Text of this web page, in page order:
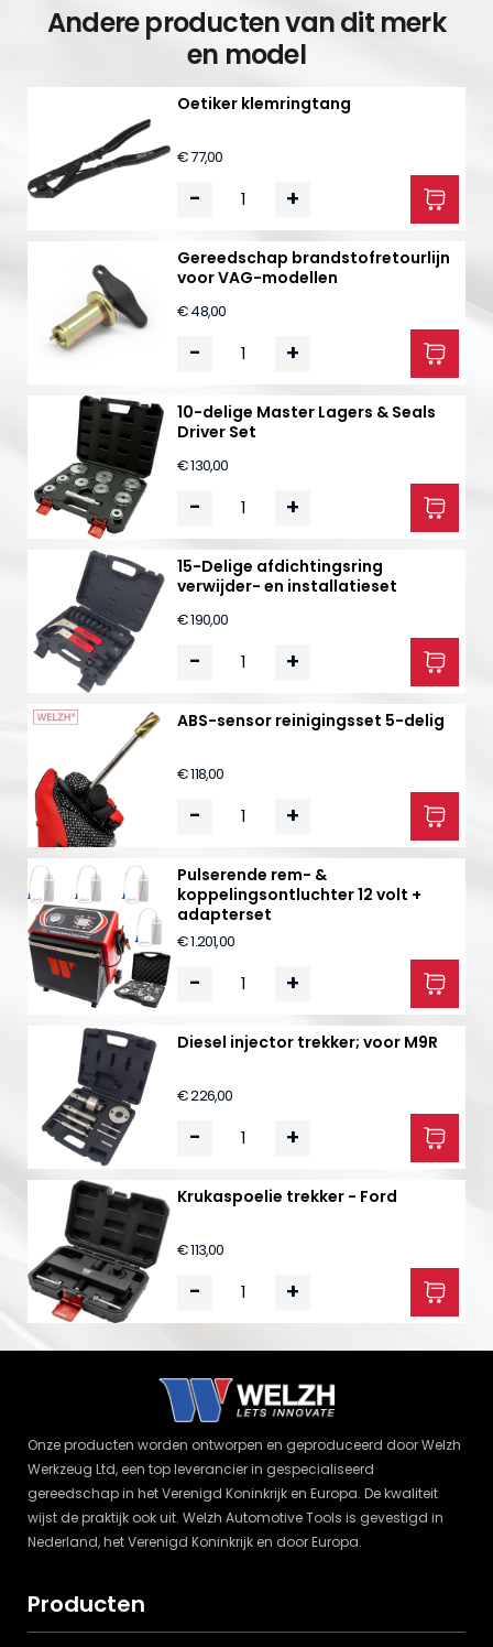
Andere producten van dit merk
en model
Oetiker klemringtang
€ 77,00
- +
Gereedschap brandstofretourlijn
voor VAG-modellen
€ 48,00
- +
10-delige Master Lagers & Seals
Driver Set
€ 130,00
- +
15-Delige afdichtingsring
verwijder- en installatieset
€ 190,00
- +
ABS-sensor reinigingsset 5-delig
€ 118,00
- +
Pulserende rem- &
koppelingsontluchter 12 volt +
adapterset
€ 1.201,00
- +
Diesel injector trekker; voor M9R
€ 226,00
- +
Krukaspoelie trekker - Ford
€ 113,00
- +
Onze producten worden ontworpen en geproduceerd door Welzh
Werkzeug Ltd, een top leverancier in gespecialiseerd
gereedschap in het Verenigd Koninkrijk en Europa. De kwaliteit
wijst de praktijk ook uit. Welzh Automotive Tools is gevestigd in
Nederland, het Verenigd Koninkrijk en door Europa.
Producten